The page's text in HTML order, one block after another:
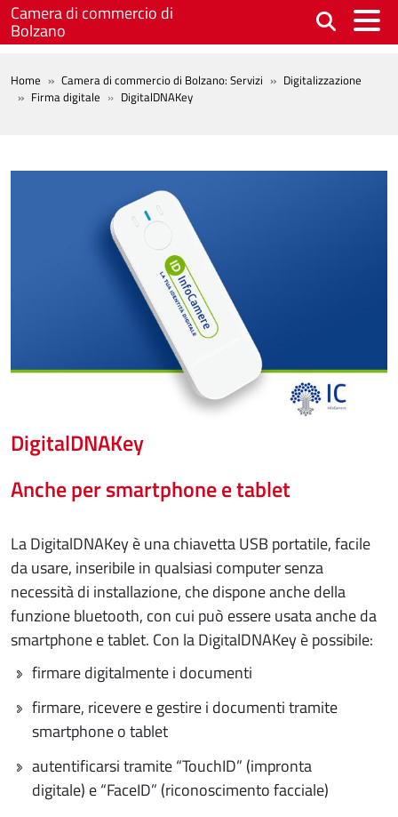
Salta al contenuto principale
Camera di commercio di
Bolzano
BREADCRUMB
Home Camera di commercio di Bolzano: Servizi
Digitalizzazione
Firma digitale
DigitalDNAKey
DigitalDNAKey
Anche per smartphone e tablet
La DigitalDNAKey è una chiavetta USB portatile, facile
da usare, inseribile in qualsiasi computer senza
necessità di installazione, che dispone anche della
funzione bluetooth, con cui può essere usata anche da
smartphone e tablet. Con la DigitalDNAKey è possibile:
firmare digitalmente i documenti
firmare, ricevere e gestire i documenti tramite
smartphone o tablet
autentificarsi tramite “TouchID” (impronta
digitale) e “FaceID” (riconoscimento facciale)